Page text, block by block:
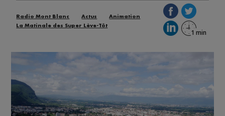
Radio Mont Blanc Actus
Animation
La Matinale des Super Lève-Tôt